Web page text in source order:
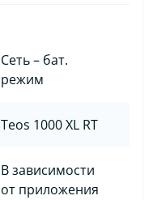
Сеть – бат.
режим
Teos 1000 XL RT
В зависимости
от приложения